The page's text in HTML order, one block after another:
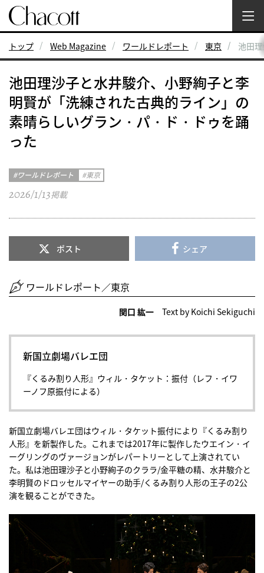
トップ Web Magazine ワールドレポート 東京 池田
池田理沙子と水井駿介、小野絢子と李
明賢が「洗練された古典的ライン」の
素晴らしいグラン・パ・ド・ドゥを踊
った
ワールドレポート 東京
2026/1/13掲載
ポスト シェア
ワールドレポート／東京
関口 紘一 Text by Koichi Sekiguchi
新国立劇場バレエ団
『くるみ割り人形』ウィル・タケット：振付（レフ・イワ
ーノフ原振付による）
新国立劇場バレエ団はウィル・タケット振付により『くるみ割り
人形』を新製作した。これまでは2017年に製作したウエイン・イ
ーグリングのヴァージョンがレパートリーとして上演されてい
た。私は池田理沙子と小野絢子のクララ/金平糖の精、水井駿介と
李明賢のドロッセルマイヤーの助手/くるみ割り人形の王子の2公
演を観ることができた。